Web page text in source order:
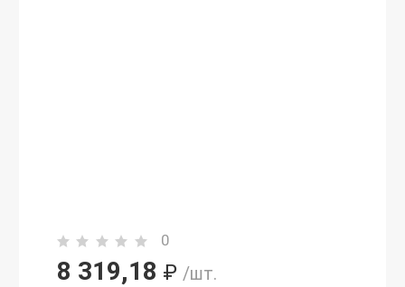
0
8 319,18 ₽ /шт.